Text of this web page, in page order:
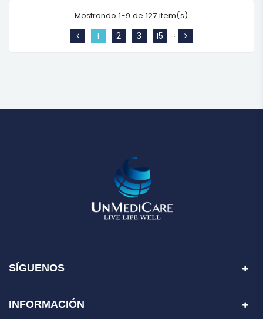
Mostrando 1-9 de 127 item(s)
1 2 3 …
15
SÍGUENOS
INFORMACIÓN